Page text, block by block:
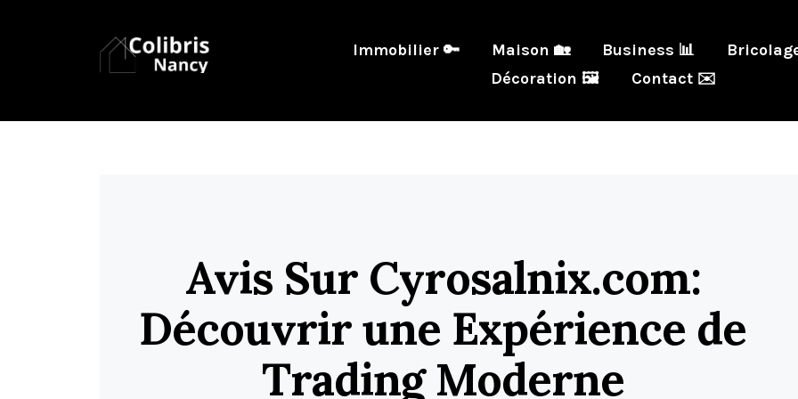
Immobilier 🔑 Maison 🏡 Business 📊
Décoration 🖼️
Contact ✉️
Avis Sur Cyrosalnix.com:
Découvrir une Expérience de
Trading Moderne